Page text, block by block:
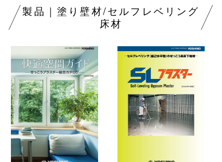
製品｜塗り壁材/セルフレベリング
床材